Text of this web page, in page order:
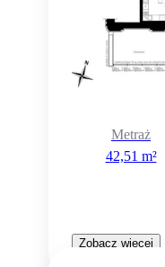
Metraż
42,51 m²
Zobacz więcej